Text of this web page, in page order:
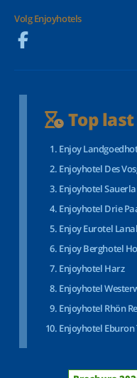
Volg Enjoyhotels
Top
Enjoy
Enjoyhotel Des
Enjoyhotel
Enjoyhotel Drie
Enjoy Eurotel
Enjoy Berghotel
Enjoyhotel Harz
Enjoyhotel
Enjoyhotel Rhön
Enjoyhotel Eburon